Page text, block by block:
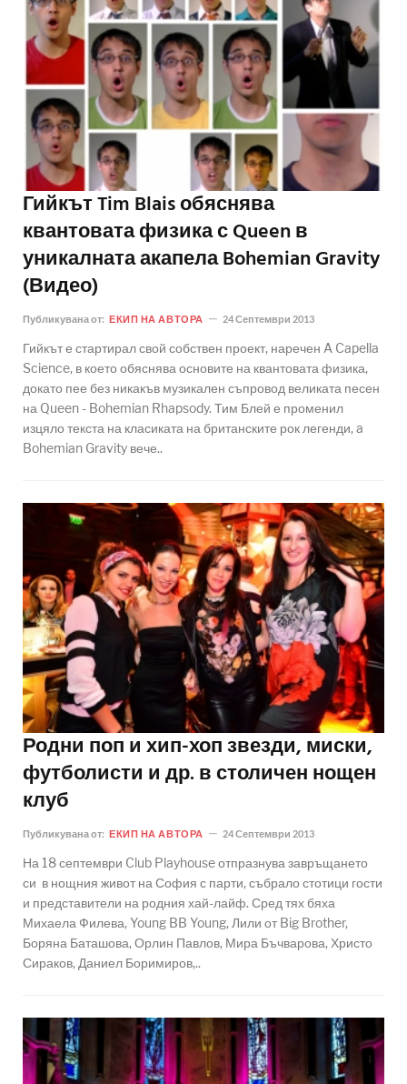
Гийкът Tim Blais обяснява
квантовата физика с Queen в
уникалната акапела Bohemian Gravity
(Видео)
Публикувана от: ЕКИП НА АВТОРА 24 Септември 2013
Гийкът е стартирал свой собствен проект, наречен A Capella
Science, в което обяснява основите на квантовата физика,
докато пее без никакъв музикален съпровод великата песен
на Queen - Bohemian Rhapsody. Тим Блей е променил
изцяло текста на класиката на британските рок легенди, a
Bohemian Gravity вече..
Родни поп и хип-хоп звезди, миски,
футболисти и др. в столичен нощен
клуб
Публикувана от: ЕКИП НА АВТОРА 24 Септември 2013
На 18 септември Club Playhouse отпразнува завръщането
си в нощния живот на София с парти, събрало стотици гости
и представители на родния хай-лайф. Сред тях бяха
Михаела Филева, Young BB Young, Лили от Big Brother,
Боряна Баташова, Орлин Павлов, Мира Бъчварова, Христо
Сираков, Даниел Боримиров,..